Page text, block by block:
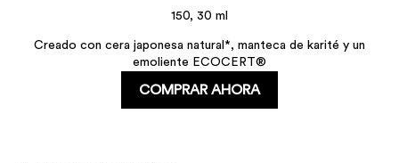
150, 30 ml
Creado con cera japonesa natural*, manteca de karité y un
emoliente ECOCERT®
COMPRAR AHORA